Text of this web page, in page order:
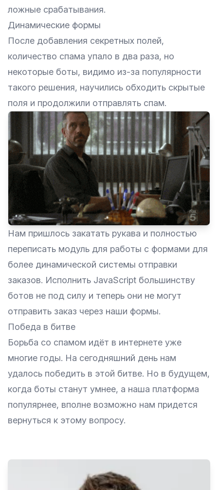
ложные срабатывания.
Динамические формы
После добавления секретных полей,
количество спама упало в два раза, но
некоторые боты, видимо из-за популярности
такого решения, научились обходить скрытые
поля и продолжили отправлять спам.
Нам пришлось закатать рукава и полностью
переписать модуль для работы с формами для
более динамической системы отправки
заказов. Исполнить JavaScript большинству
ботов не под силу и теперь они не могут
отправить заказ через наши формы.
Победа в битве
Борьба со спамом идёт в интернете уже
многие годы. На сегодняшний день нам
удалось победить в этой битве. Но в будущем,
когда боты станут умнее, а наша платформа
популярнее, вполне возможно нам придется
вернуться к этому вопросу.